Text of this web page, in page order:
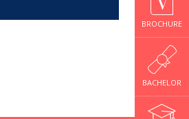
BROCHURE
BACHELOR